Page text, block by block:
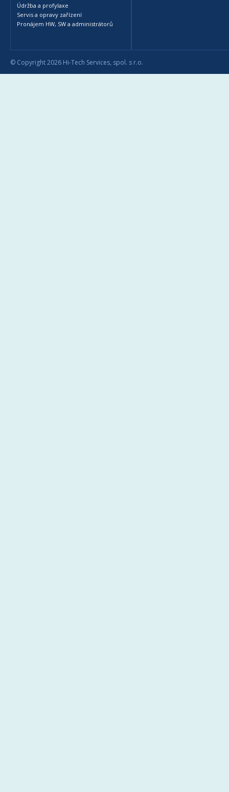
Údržba a profylaxe
Servis a opravy zařízení
Pronájem HW, SW a administrátorů
© Copyright 2026 Hi-Tech Services, spol. s r.o.